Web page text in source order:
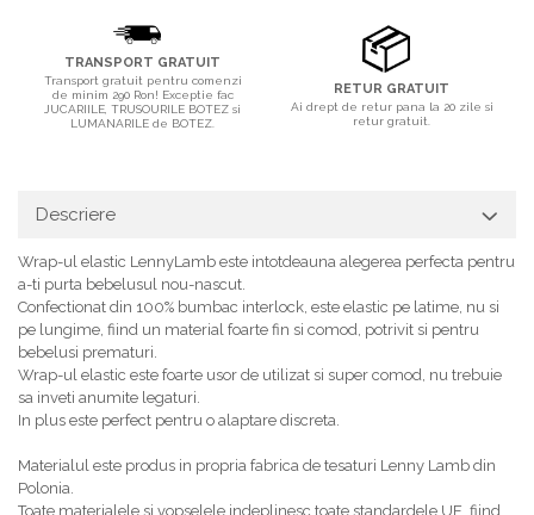
TRANSPORT GRATUIT
Transport gratuit pentru comenzi
de minim 290 Ron! Exceptie fac
JUCARIILE, TRUSOURILE BOTEZ si
LUMANARILE de BOTEZ.
RETUR GRATUIT
Ai drept de retur pana la 20 zile si
retur gratuit.
Descriere
Wrap-ul elastic LennyLamb este intotdeauna alegerea perfecta pentru
a-ti purta bebelusul nou-nascut.
Confectionat din 100% bumbac interlock, este elastic pe latime, nu si
pe lungime, fiind un material foarte fin si comod, potrivit si pentru
bebelusi prematuri.
Wrap-ul elastic este foarte usor de utilizat si super comod, nu trebuie
sa inveti anumite legaturi.
In plus este perfect pentru o alaptare discreta.
Materialul este produs in propria fabrica de tesaturi Lenny Lamb din
Polonia.
Toate materialele si vopselele indeplinesc toate standardele UE, fiind